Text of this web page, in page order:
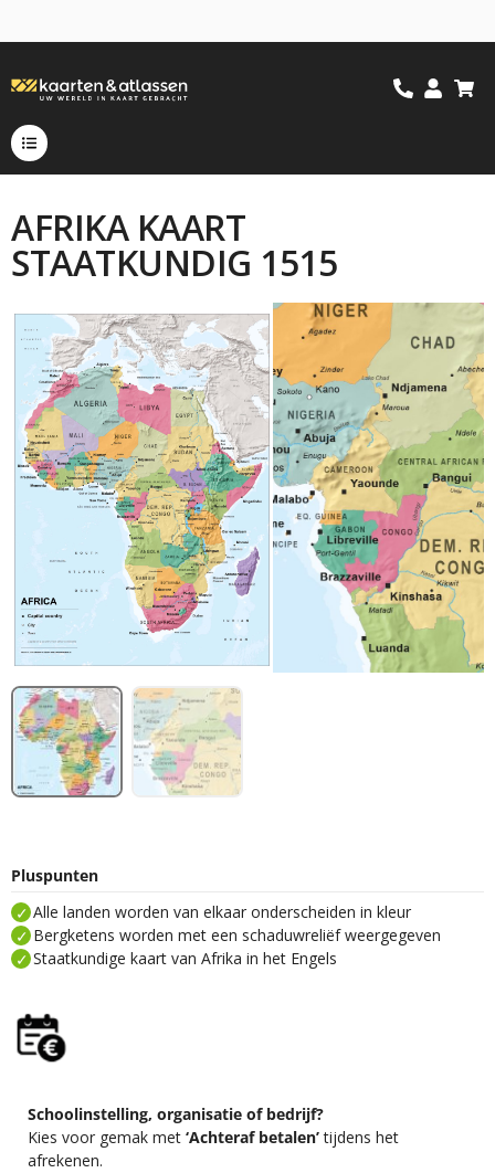
AFRIKA KAART
STAATKUNDIG 1515
Pluspunten
Alle landen worden van elkaar onderscheiden in kleur
Bergketens worden met een schaduwreliëf weergegeven
Staatkundige kaart van Afrika in het Engels
Schoolinstelling, organisatie of bedrijf?
Kies voor gemak met‘Achteraf betalen’tijdens het
afrekenen.